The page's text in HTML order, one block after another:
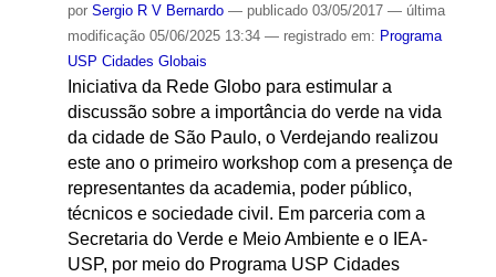
por Sergio R V Bernardo — publicado03/05/2017 — última
modificação05/06/2025 13:34 — registrado em: Programa
USP Cidades Globais
Iniciativa da Rede Globo para estimular a
discussão sobre a importância do verde na vida
da cidade de São Paulo, o Verdejando realizou
este ano o primeiro workshop com a presença de
representantes da academia, poder público,
técnicos e sociedade civil. Em parceria com a
Secretaria do Verde e Meio Ambiente e o IEA-
USP, por meio do Programa USP Cidades